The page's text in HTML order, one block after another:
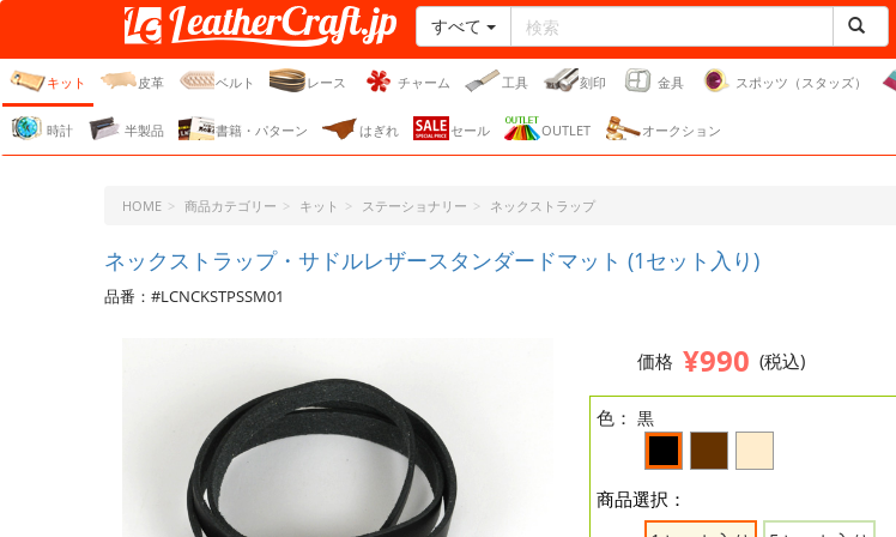
レザークラフト・ドット・
ジェーピー
すべて
キット 皮革 ベルト レース チャーム 工具 刻印 金具 スポッツ（スタッズ）
時計 半製品 書籍・パターン はぎれ セール OUTLET オークション
HOME 商品カテゴリー キット ステーショナリー ネックストラップ
ネックストラップ・サドルレザースタンダードマット (1セット入り)
品番：#LCNCKSTPSSM01
価格 ¥990 (税込)
色： 黒
商品選択：